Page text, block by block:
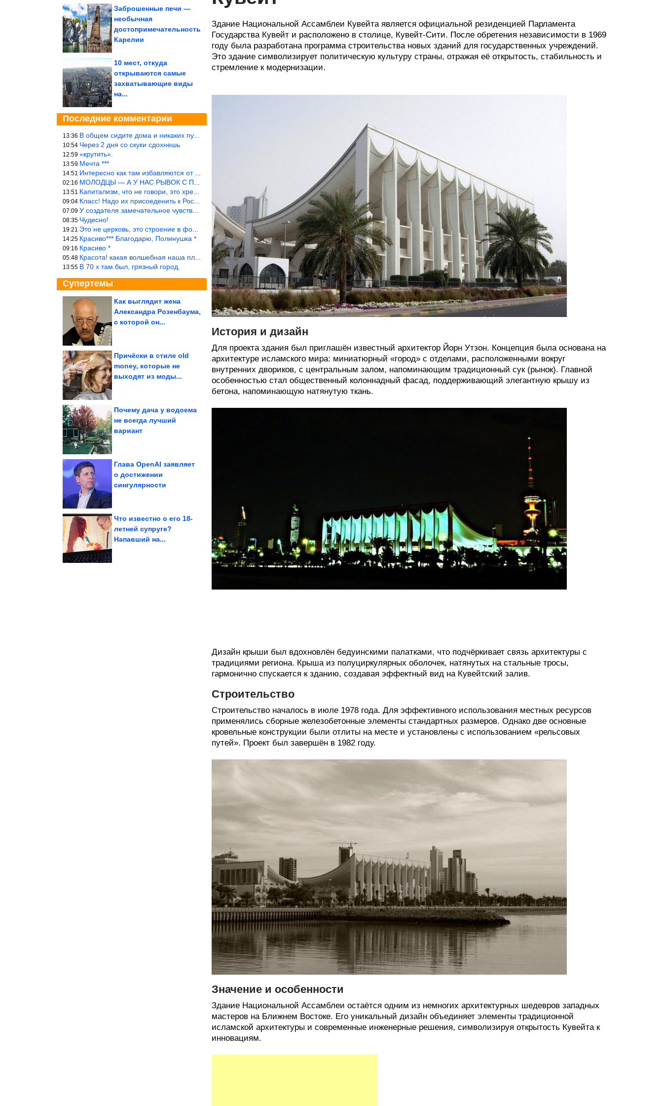
Заброшенные печи —
необычная
достопримечательность
Карелии
10 мест, откуда
открываются самые
захватывающие виды
на...
Последние комментарии
13:36 В общем сидите дома и никаких путешествий А самая грязная в от
10:54 Через 2 дня со скуки сдохнешь
12:59 «крутить».
13:59 Мечта ***
14:51 Интересно как там избавляются от физиологических и прочих отходо
02:16 МОЛОДЦЫ — А У НАС РЫВОК С ПРОРЫВОМ В ТРУБУ
13:51 Капитализм, что не говори, это хреново (((
09:04 Класс! Надо их присоеденить к России!
07:09 У создателя замечательное чувство юмора! ))
08:35 Чудесно!
19:21 Это не церковь, это строение в форме церкви.
14:25 Красиво*** Благодарю, Полинушка *
09:16 Красиво *
05:48 Красота! какая волшебная наша планета!… еще-бы, мы понимали это…
13:55 В 70 х там был, грязный город.
Супертемы
7 технологий, которые
беспилотников...
Как выглядит жена
Александра Розенбаума,
с которой он...
Причёски в стиле old
money, которые не
выходят из моды...
Почему дача у водоема
не всегда лучший
вариант
Звёзды, воспитавшие
Глава OpenAI заявляет
о достижении
сингулярности
веселья
Что известно о его 18-
летней супруге?
Напавший на...
Здание Национальной Ассамблеи Кувейта является официальной резиденцией Парламента
Государства Кувейт и расположено в столице, Кувейт-Сити. После обретения независимости в 1969
году была разработана программа строительства новых зданий для государственных учреждений.
Это здание символизирует политическую культуру страны, отражая её открытость, стабильность и
стремление к модернизации.
История и дизайн
Для проекта здания был приглашён известный архитектор Йорн Утзон. Концепция была основана на
архитектуре исламского мира: миниатюрный «город» с отделами, расположенными вокруг
внутренних двориков, с центральным залом, напоминающим традиционный сук (рынок). Главной
особенностью стал общественный колоннадный фасад, поддерживающий элегантную крышу из
бетона, напоминающую натянутую ткань.
Дизайн крыши был вдохновлён бедуинскими палатками, что подчёркивает связь архитектуры с
традициями региона. Крыша из полуциркулярных оболочек, натянутых на стальные тросы,
гармонично спускается к зданию, создавая эффектный вид на Кувейтский залив.
Строительство
Строительство началось в июле 1978 года. Для эффективного использования местных ресурсов
применялись сборные железобетонные элементы стандартных размеров. Однако две основные
кровельные конструкции были отлиты на месте и установлены с использованием «рельсовых
путей». Проект был завершён в 1982 году.
Значение и особенности
Здание Национальной Ассамблеи остаётся одним из немногих архитектурных шедевров западных
мастеров на Ближнем Востоке. Его уникальный дизайн объединяет элементы традиционной
исламской архитектуры и современные инженерные решения, символизируя открытость Кувейта к
инновациям.